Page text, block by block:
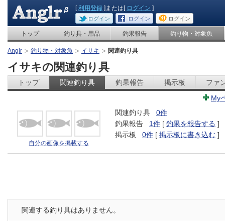
[利用登録 ]または[ ログイン ]
ログイン ログイン ログイン
トップ 釣り具・用品 釣果報告 釣り物・対象魚
Anglr 釣り物・対象魚 イサキ 関連釣り具
イサキの関連釣り具
トップ 関連釣り具 釣果報告 掲示板
ファ
My
自分の画像を掲載する
関連釣り具
0件
釣果報告
1件 [ 釣果を報告する ]
掲示板
0件 [ 掲示板に書き込む ]
関連する釣り具はありません。